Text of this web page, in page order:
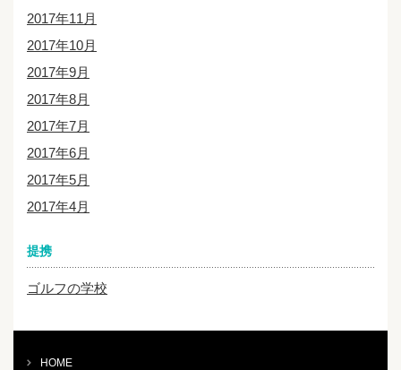
2017年11月
2017年10月
2017年9月
2017年8月
2017年7月
2017年6月
2017年5月
2017年4月
提携
ゴルフの学校
HOME